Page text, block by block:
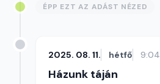
ÉPP EZT AZ ADÁST NÉZED
2025. 08. 11. hétfő 9:04
Házunk táján